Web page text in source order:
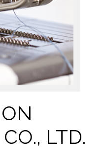
LTD.